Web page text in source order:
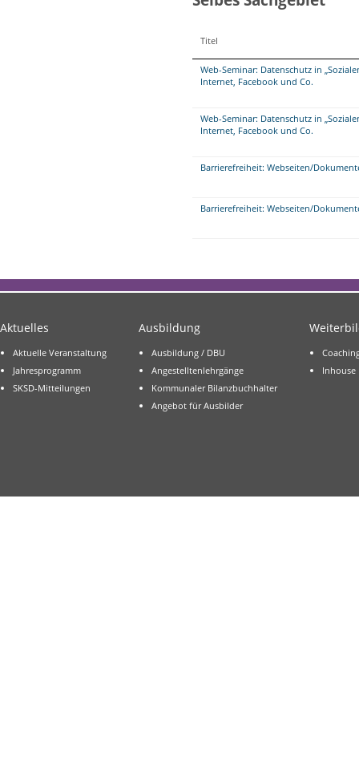
Titel
Web-Seminar: Datenschutz in
Internet, Facebook und Co.
Web-Seminar: Datenschutz in
Internet, Facebook und Co.
Barrierefreiheit: Webseiten/
Barrierefreiheit: Webseiten/
Aktuelles
Aktuelle Veranstaltung
Jahresprogramm
SKSD-Mitteilungen
Ausbildung
Ausbildung / DBU
Angestelltenlehrgänge
Kommunaler Bilanzbuchhalter
Angebot für Ausbilder
Inhouse